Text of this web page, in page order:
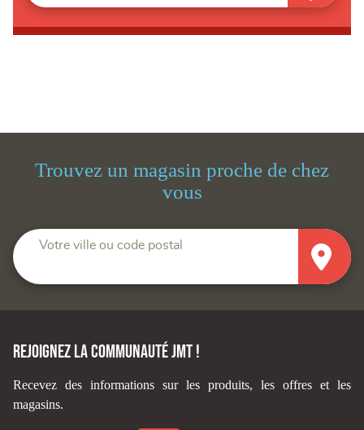
Trouvez un magasin proche de chez
vous
Votre ville ou code postal
Rejoignez la communauté JMT !
Recevez des informations sur les produits, les offres et les
magasins.